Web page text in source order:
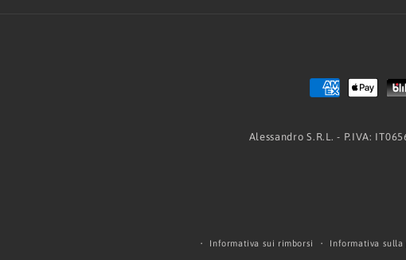
Alessandro S.R.L. - P.IVA:
Informativa sui rimborsi Informativa sulla